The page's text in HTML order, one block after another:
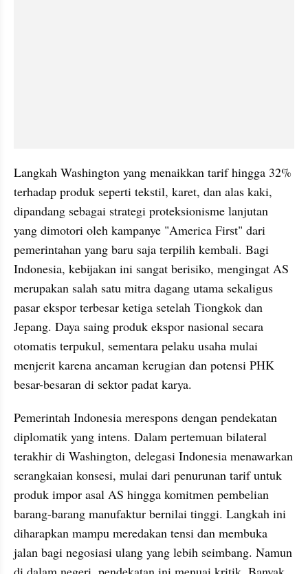
Langkah Washington yang menaikkan tarif hingga 32%
terhadap produk seperti tekstil, karet, dan alas kaki,
dipandang sebagai strategi proteksionisme lanjutan
yang dimotori oleh kampanye "America First" dari
pemerintahan yang baru saja terpilih kembali. Bagi
Indonesia, kebijakan ini sangat berisiko, mengingat AS
merupakan salah satu mitra dagang utama sekaligus
pasar ekspor terbesar ketiga setelah Tiongkok dan
Jepang. Daya saing produk ekspor nasional secara
otomatis terpukul, sementara pelaku usaha mulai
menjerit karena ancaman kerugian dan potensi PHK
besar-besaran di sektor padat karya.
Pemerintah Indonesia merespons dengan pendekatan
diplomatik yang intens. Dalam pertemuan bilateral
terakhir di Washington, delegasi Indonesia menawarkan
serangkaian konsesi, mulai dari penurunan tarif untuk
produk impor asal AS hingga komitmen pembelian
barang-barang manufaktur bernilai tinggi. Langkah ini
diharapkan mampu meredakan tensi dan membuka
jalan bagi negosiasi ulang yang lebih seimbang. Namun